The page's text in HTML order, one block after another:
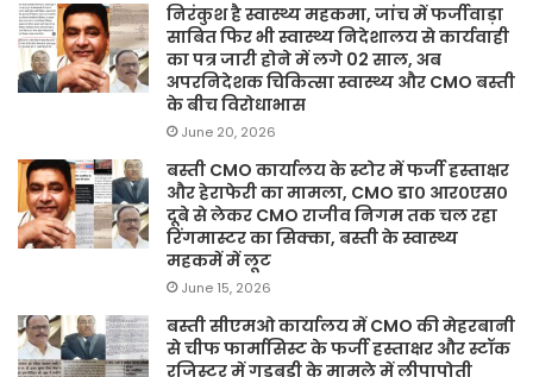
निरंकुश है स्वास्थ्य महकमा, जांच में फर्जीवाड़ा
साबित फिर भी स्वास्थ्य निदेशालय से कार्यवाही
का पत्र जारी होने में लगे 02 साल, अब
अपरनिदेशक चिकित्सा स्वास्थ्य और CMO बस्ती
के बीच विरोधाभास
June 20, 2026
बस्ती CMO कार्यालय के स्टोर में फर्जी हस्ताक्षर
और हेराफेरी का मामला, CMO डा० आर०एस०
दूबे से लेकर CMO राजीव निगम तक चल रहा
रिंगमास्टर का सिक्का, बस्ती के स्वास्थ्य
महकमें में लूट
June 15, 2026
बस्ती सीएमओ कार्यालय में CMO की मेहरबानी
से चीफ फार्मासिस्ट के फर्जी हस्ताक्षर और स्टॉक
रजिस्टर में गड़बड़ी के मामले में लीपापोती